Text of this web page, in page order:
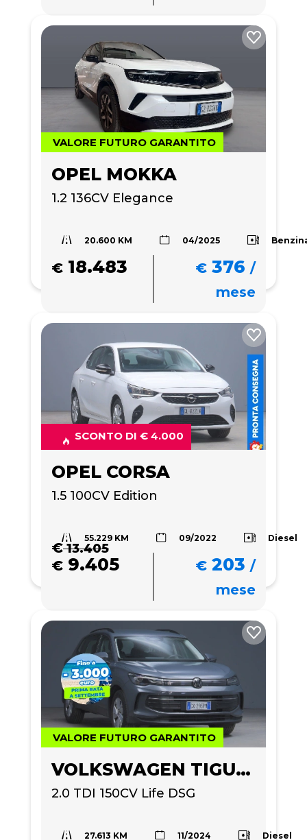
VALORE FUTURO GARANTITO
OPEL MOKKA
1.2 136CV Elegance
20.600 KM 04/2025
€ 18.483 € 376 /
mese
SCONTO DI € 4.000
OPEL CORSA
1.5 100CV Edition
55.229 KM 09/2022 Diesel
€13.405
€ 9.405 € 203 /
mese
VALORE FUTURO GARANTITO
VOLKSWAGEN TIGUAN
2.0 TDI 150CV Life DSG
27.613 KM 11/2024 Diesel